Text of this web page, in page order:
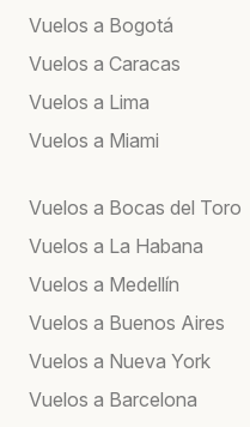
Vuelos a Bogotá
Vuelos a Caracas
Vuelos a Lima
Vuelos a Miami
Vuelos a Bocas del Toro
Vuelos a La Habana
Vuelos a Medellín
Vuelos a Buenos Aires
Vuelos a Nueva York
Vuelos a Barcelona